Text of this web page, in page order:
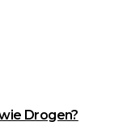
Drogen?